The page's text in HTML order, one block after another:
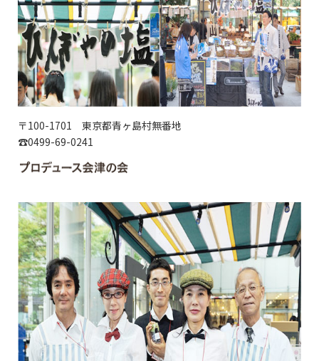
〒100-1701 東京都青ヶ島村無番地
☎0499-69-0241